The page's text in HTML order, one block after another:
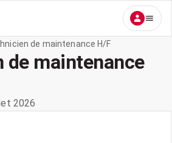
de maintenance H/F
de maintenance
2026